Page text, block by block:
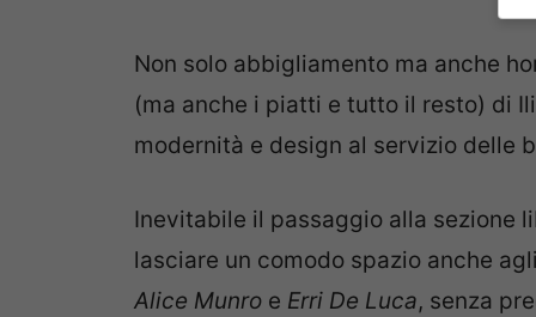
Non solo abbigliamento ma anche
(ma anche i piatti e tutto il resto) di
modernità e design al servizio delle
Inevitabile il passaggio alla sezione
lasciare un comodo spazio anche
Alice Munro e Erri De Luca, senza